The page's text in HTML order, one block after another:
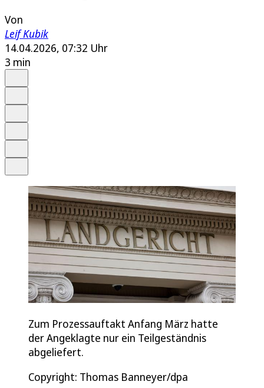
Von
Leif Kubik
14.04.2026, 07:32 Uhr
3 min
Zum Prozessauftakt Anfang März hatte
der Angeklagte nur ein Teilgeständnis
abgeliefert.
Copyright: Thomas Banneyer/dpa